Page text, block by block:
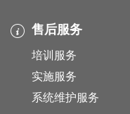
售后服务
培训服务
实施服务
系统维护服务